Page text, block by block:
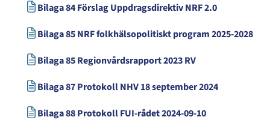
Bilaga 84 Förslag Uppdragsdirektiv NRF 2.0
Bilaga 85 NRF folkhälsopolitiskt program 2025-2028
Bilaga 85 Regionvårdsrapport 2023 RV
Bilaga 87 Protokoll NHV 18 september 2024
Bilaga 88 Protokoll FUI-rådet 2024-09-10